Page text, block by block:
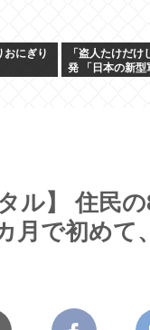
おにぎり
「盗人たけだ
発 「日本の新型
ル】 住民
月で初め